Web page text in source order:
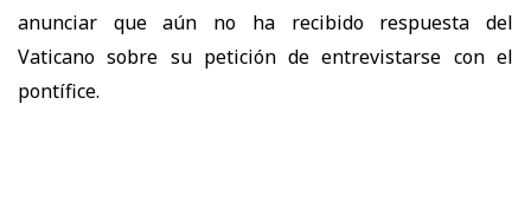
anunciar que aún no ha recibido respuesta del
Vaticano sobre su petición de entrevistarse con el
pontífice.